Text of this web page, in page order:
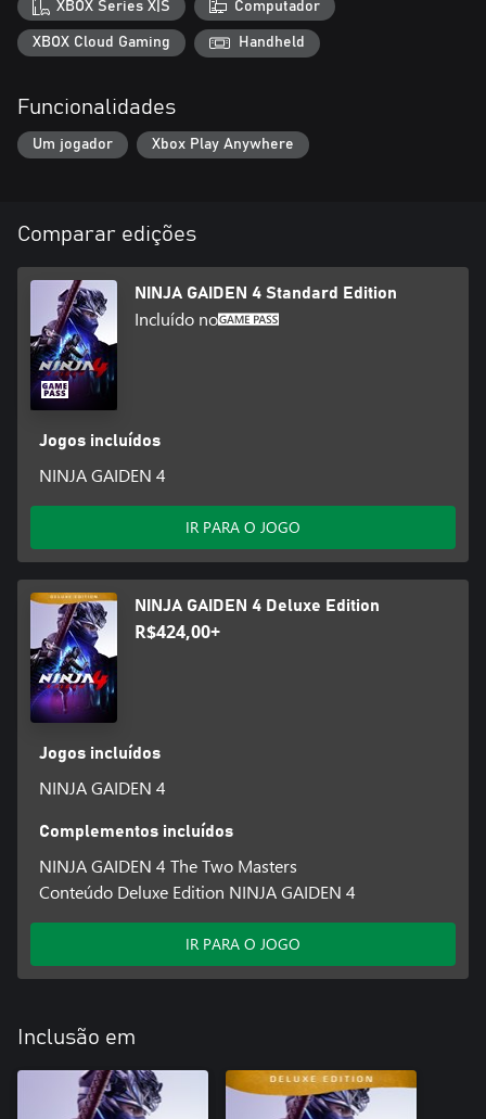
que partilha com o lendário Ryu Hayabusa e libertar Tóquio da
antiga maldição que deixou a cidade de joelhos.
XBOX Series X|S Computador
XBOX Cloud Gaming Handheld
Funcionalidades
Um jogador Xbox Play Anywhere
Comparar edições
NINJA GAIDEN 4 Standard Edition
Incluído no
Jogos incluídos
NINJA GAIDEN 4
IR PARA O JOGO
NINJA GAIDEN 4 Deluxe Edition
R$424,00+
Jogos incluídos
NINJA GAIDEN 4
Complementos incluídos
NINJA GAIDEN 4 The Two Masters
Conteúdo Deluxe Edition NINJA GAIDEN 4
IR PARA O JOGO
Inclusão em